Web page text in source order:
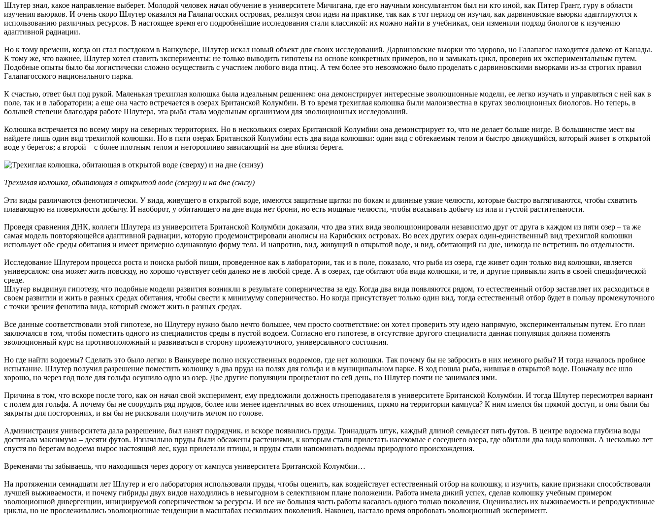
Шлутер знал, какое направление выберет. Молодой человек начал обучение в университете Мичигана, где его научным консультантом был ни кто иной, как Питер Грант, гуру в области
изучения вьюрков. И очень скоро Шлутер оказался на Галапагосских островах, реализуя свои идеи на практике, так как в тот период он изучал, как дарвиновские вьюрки адаптируются к
использованию различных ресурсов. В настоящее время его подробнейшие исследования стали классикой: их можно найти в учебниках, они изменили подход биологов к изучению
адаптивной радиации.
Но к тому времени, когда он стал постдоком в Ванкувере, Шлутер искал новый объект для своих исследований. Дарвиновские вьюрки это здорово, но Галапагос находится далеко от Канады.
К тому же, что важнее, Шлутер хотел ставить эксперименты: не только выводить гипотезы на основе конкретных примеров, но и замыкать цикл, проверив их экспериментальным путем.
Подобные опыты было бы логистически сложно осуществить с участием любого вида птиц. А тем более это невозможно было проделать с дарвиновскими вьюрками из-за строгих правил
Галапагосского национального парка.
К счастью, ответ был под рукой. Маленькая трехиглая колюшка была идеальным решением: она демонстрирует интересные эволюционные модели, ее легко изучать и управляться с ней как в
поле, так и в лаборатории; а еще она часто встречается в озерах Британской Колумбии. В то время трехиглая колюшка были малоизвестна в кругах эволюционных биологов. Но теперь, в
большей степени благодаря работе Шлутера, эта рыба стала модельным организмом для эволюционных исследований.
Колюшка встречается по всему миру на северных территориях. Но в нескольких озерах Британской Колумбии она демонстрирует то, что не делает больше нигде. В большинстве мест вы
найдете лишь один вид трехиглой колюшки. Но в пяти озерах Британской Колумбии есть два вида колюшки: один вид с обтекаемым телом и быстро движущийся, который живет в открытой
воде у берегов; а второй – с более плотным телом и неторопливо зависающий на дне вблизи берега.
Трехиглая колюшка, обитающая в открытой воде (сверху) и на дне (снизу)
Эти виды различаются фенотипически. У вида, живущего в открытой воде, имеются защитные щитки по бокам и длинные узкие челюсти, которые быстро вытягиваются, чтобы схватить
плавающую на поверхности добычу. И наоборот, у обитающего на дне вида нет брони, но есть мощные челюсти, чтобы всасывать добычу из ила и густой растительности.
Проведя сравнения ДНК, коллеги Шлутера из университета Британской Колумбии доказали, что два этих вида эволюционировали независимо друг от друга в каждом из пяти озер – та же
самая модель повторяющейся адаптивной радиации, которую продемонстрировали анолисы на Карибских островах. Во всех других озерах один-единственный вид трехиглой колюшки
использует обе среды обитания и имеет примерно одинаковую форму тела. И напротив, вид, живущий в открытой воде, и вид, обитающий на дне, никогда не встретишь по отдельности.
Исследование Шлутером процесса роста и поиска рыбой пищи, проведенное как в лаборатории, так и в поле, показало, что рыба из озера, где живет один только вид колюшки, является
универсалом: она может жить повсюду, но хорошо чувствует себя далеко не в любой среде. А в озерах, где обитают оба вида колюшки, и те, и другие привыкли жить в своей специфической
среде.
Шлутер выдвинул гипотезу, что подобные модели развития возникли в результате соперничества за еду. Когда два вида появляются рядом, то естественный отбор заставляет их расходиться в
своем развитии и жить в разных средах обитания, чтобы свести к минимуму соперничество. Но когда присутствует только один вид, тогда естественный отбор будет в пользу промежуточного
с точки зрения фенотипа вида, который сможет жить в разных средах.
Все данные соответствовали этой гипотезе, но Шлутеру нужно было нечто большее, чем просто соответствие: он хотел проверить эту идею напрямую, экспериментальным путем. Его план
заключался в том, чтобы поместить одного из специалистов среды в пустой водоем. Согласно его гипотезе, в отсутствие другого специалиста данная популяция должна поменять
эволюционный курс на противоположный и развиваться в сторону промежуточного, универсального состояния.
Но где найти водоемы? Сделать это было легко: в Ванкувере полно искусственных водоемов, где нет колюшки. Так почему бы не забросить в них немного рыбы? И тогда началось пробное
испытание. Шлутер получил разрешение поместить колюшку в два пруда на полях для гольфа и в муниципальном парке. В ход пошла рыба, жившая в открытой воде. Поначалу все шло
хорошо, но через год поле для гольфа осушило одно из озер. Две другие популяции процветают по сей день, но Шлутер почти не занимался ими.
Причина в том, что вскоре после того, как он начал свой эксперимент, ему предложили должность преподавателя в университете Британской Колумбии. И тогда Шлутер пересмотрел вариант
с полем для гольфа. А почему бы не соорудить ряд прудов, более или менее идентичных во всех отношениях, прямо на территории кампуса? К ним имелся бы прямой доступ, и они были бы
закрыты для посторонних, и вы бы не рисковали получить мячом по голове.
Администрация университета дала разрешение, был нанят подрядчик, и вскоре появились пруды. Тринадцать штук, каждый длиной семьдесят пять футов. В центре водоема глубина воды
достигала максимума – десяти футов. Изначально пруды были обсажены растениями, к которым стали прилетать насекомые с соседнего озера, где обитали два вида колюшки. А несколько лет
спустя по берегам водоема вырос настоящий лес, куда прилетали птицы, и пруды стали напоминать водоемы природного происхождения.
Временами ты забываешь, что находишься через дорогу от кампуса университета Британской Колумбии…
На протяжении семнадцати лет Шлутер и его лаборатория использовали пруды, чтобы оценить, как воздействует естественный отбор на колюшку, и изучить, какие признаки способствовали
лучшей выживаемости, и почему гибриды двух видов находились в невыгодном в селективном плане положении. Работа имела дикий успех, сделав колюшку учебным примером
эволюционной дивергенции, инициируемой соперничеством за ресурсы. И все же большая часть работы касалась одного только поколения, Оценивались их выживаемость и репродуктивные
циклы, но не прослеживались эволюционные тенденции в масштабах нескольких поколений. Наконец, настало время опробовать эволюционный эксперимент.